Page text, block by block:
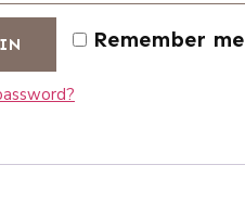
Remember me